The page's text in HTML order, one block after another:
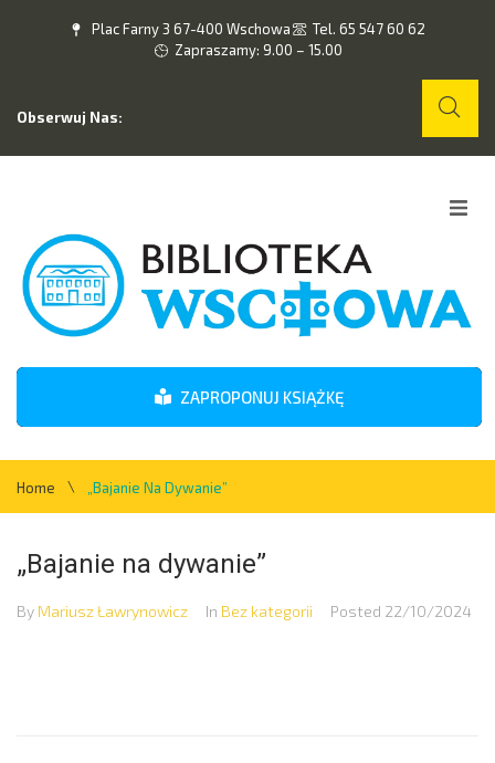
Plac Farny 3 67-400 Wschowa
Tel. 65 547 60 62
Zapraszamy: 9.00 – 15.00
Obserwuj Nas:
O nas
Wydarzenia
Kontakt
ZAPROPONUJ KSIĄŻKĘ
Home \ „Bajanie Na Dywanie”
„Bajanie na dywanie”
By Mariusz Ławrynowicz In Bez kategorii Posted 22/10/2024